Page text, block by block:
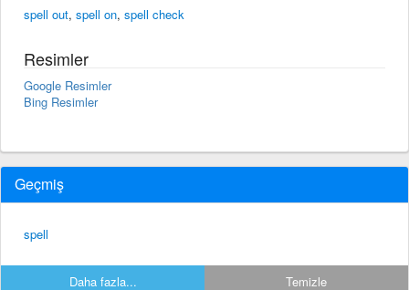
spell out, spell on, spell check
Resimler
Google Resimler
Bing Resimler
Geçmiş
spell
Daha fazla... Temizle